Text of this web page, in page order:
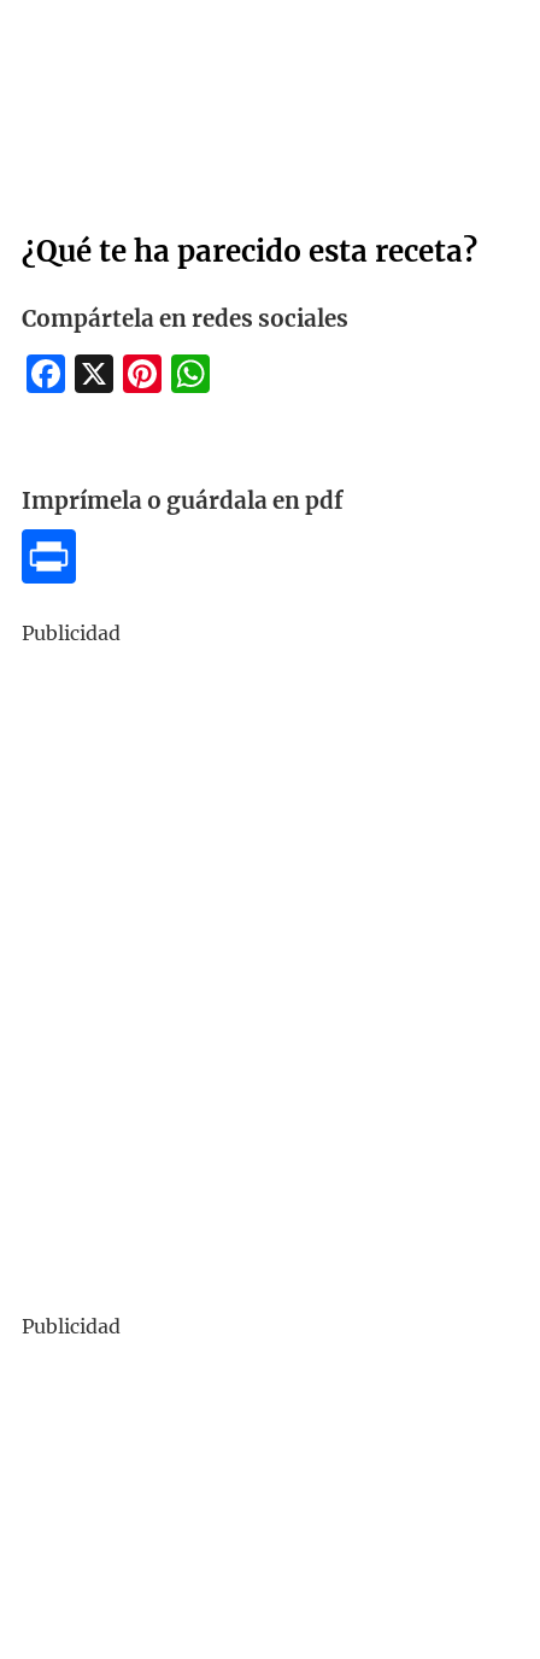
¿Qué te ha parecido esta receta?
Compártela en redes sociales
Facebook
X Pinterest
WhatsApp
Imprímela o guárdala en pdf
Publicidad
Publicidad